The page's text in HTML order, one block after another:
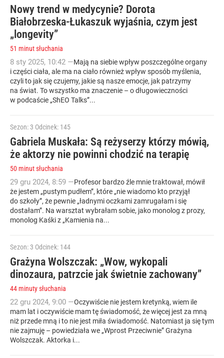
Nowy trend w medycynie? Dorota
Białobrzeska-Łukaszuk wyjaśnia, czym jest
„longevity”
51 minut słuchania
8 sty 2025, 10:42 —Mają na siebie wpływ poszczególne organy
i części ciała, ale ma na ciało również wpływ sposób myślenia,
czyli to jak się czujemy, jakie są nasze emocje, jak patrzymy
na świat. To wszystko ma znaczenie – o długowieczności
w podcaście „ShEO Talks”...
Sezon: 3 Odcinek: 145
Gabriela Muskała: Są reżyserzy którzy mówią,
że aktorzy nie powinni chodzić na terapię
50 minut słuchania
29 gru 2024, 8:59 —Profesor bardzo źle mnie traktował, mówił
że jestem „pustym pudłem”, które „nie wiadomo kto przyjął
do szkoły”, że pewnie „ładnymi oczkami zamrugałam i się
dostałam”. Na warsztat wybrałam sobie, jako monolog z prozy,
monolog Kaśki z „Kamienia na...
Sezon: 3 Odcinek: 144
Grażyna Wolszczak: „Wow, wykopali
dinozaura, patrzcie jak świetnie zachowany”
44 minuty słuchania
22 gru 2024, 9:00 —Oczywiście nie jestem kretynką, wiem ile
mam lat i oczywiście mam tę świadomość, że więcej jest za mną
niż przede mną i to nie jest miła świadomość. Natomiast ja się tym
nie zajmuję – powiedziała we „Wprost Przeciwnie” Grażyna
Wolszczak. Aktorka i...